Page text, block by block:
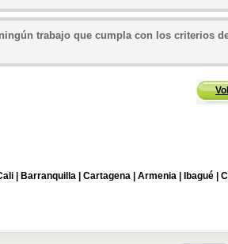
trabajo que cumpla con los criterios
| Barranquilla | Cartagena | Armenia | Ibagué |